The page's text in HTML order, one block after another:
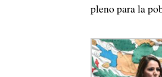
pleno para la